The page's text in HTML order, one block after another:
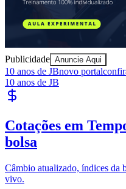
Publicidade Anuncie Aqui
10 anos de JBnovo portal
10 anos de JB
Cotações em
bolsa
Câmbio atualizado, índices da
vivo.